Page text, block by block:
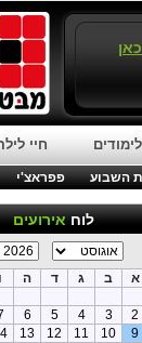
חיי
השבוע פפראצ'י
לוחאירועים
א ב ג ד ה ו
2
3
4
5
6
9
10
11
12
13